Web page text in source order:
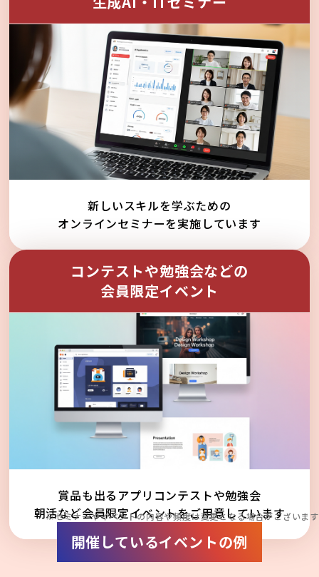
新しいスキルを学ぶための
オンラインセミナーを実施しています
コンテストや勉強会などの
会員限定イベント
賞品も出るアプリコンテストや勉強会
朝活など会員限定イベントをご用意しています
※セミナーやイベントの内容や頻度は変更となる場合がございます
開催しているイベントの例